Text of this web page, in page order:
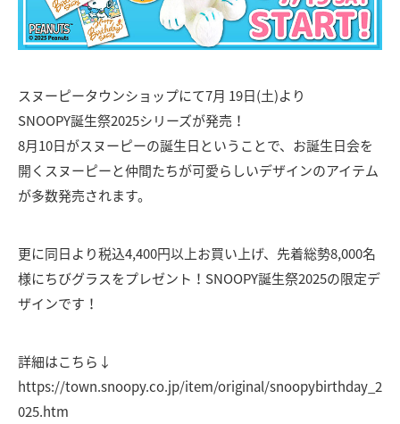
スヌーピータウンショップにて7月 19日(土)より
SNOOPY誕生祭2025シリーズが発売！
8月10日がスヌーピーの誕生日ということで、お誕生日会を
開くスヌーピーと仲間たちが可愛らしいデザインのアイテム
が多数発売されます。
更に同日より税込4,400円以上お買い上げ、先着総勢8,000名
様にちびグラスをプレゼント！SNOOPY誕生祭2025の限定デ
ザインです！
詳細はこちら↓
https://town.snoopy.co.jp/item/original/snoopybirthday_2
025.htm